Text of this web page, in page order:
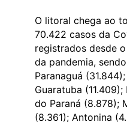
O litoral chega ao
70.422 casos da
registrados desde
da pandemia,
Paranaguá (31.844);
Guaratuba (11.409);
do Paraná (8.878);
(8.361); Antonina